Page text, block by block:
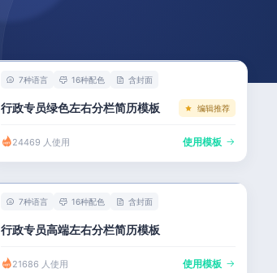
7种语言 16种配色 含封面
行政专员绿色左右分栏简历模板 编辑推荐
24469 人使用 使用模板
7种语言 16种配色 含封面
行政专员高端左右分栏简历模板
21686 人使用 使用模板